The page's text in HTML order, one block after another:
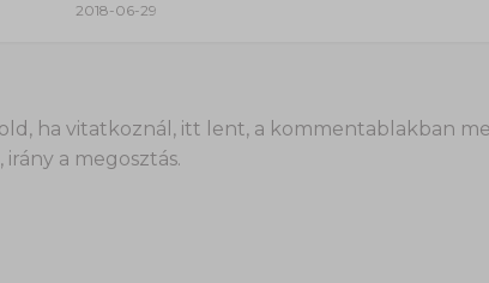
2018-06-29
ha vitatkoznál, itt lent, a kommentablakban
a megosztás.